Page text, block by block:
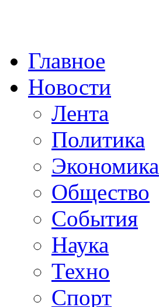
Главное
Новости
Лента
Политика
Экономика
Общество
События
Наука
Техно
Спорт